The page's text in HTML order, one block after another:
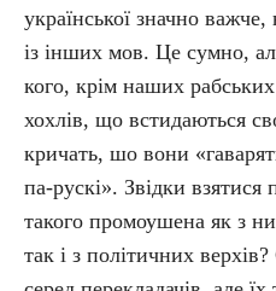
української значно важче,
із інших мов. Це сумно,
кого, крім наших рабських
хохлів, що встидаються
кричать, шо вони
па-рускі». Звідки взятися
такого промоушена як з
так і з політичних